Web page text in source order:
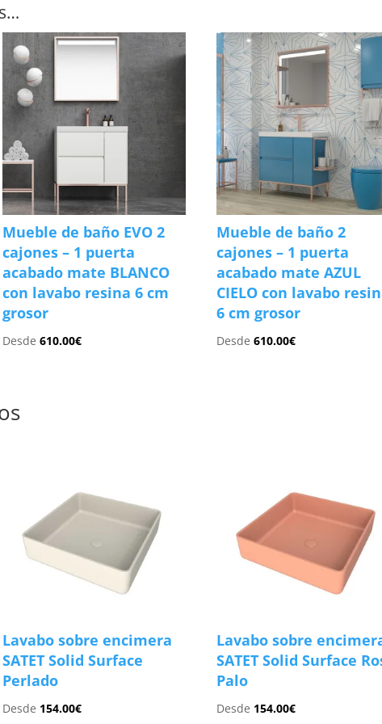
Mueble de baño EVO 2
cajones – 1 puerta
acabado mate BLANCO
con lavabo resina 6 cm
grosor
Desde610.00€
Mueble de baño 2
cajones – 1 puerta
acabado mate AZUL
CIELO con lavabo
6 cm grosor
Desde610.00€
Lavabo sobre encimera
SATET Solid Surface
Perlado
Desde 154.00€
Lavabo sobre
SATET Solid Surface
Palo
Desde 154.00€